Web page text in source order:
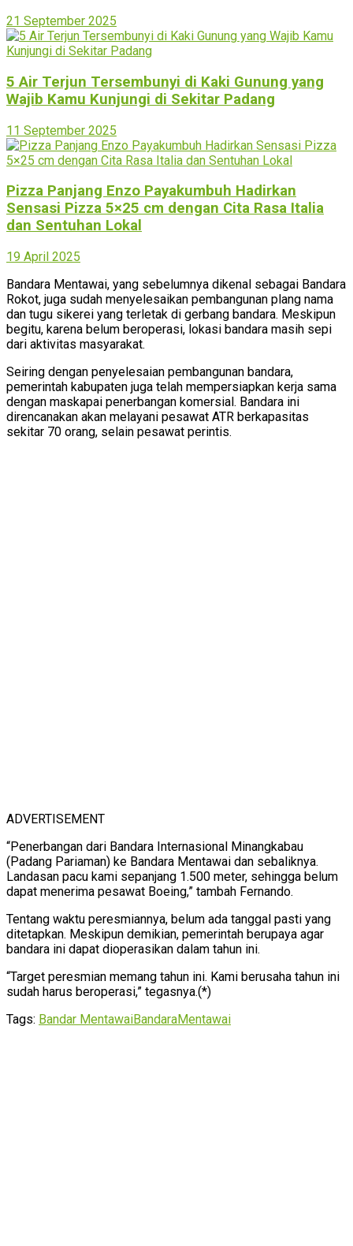
21 September 2025
5 Air Terjun Tersembunyi di Kaki Gunung yang
Wajib Kamu Kunjungi di Sekitar Padang
11 September 2025
Pizza Panjang Enzo Payakumbuh Hadirkan
Sensasi Pizza 5×25 cm dengan Cita Rasa Italia
dan Sentuhan Lokal
19 April 2025
Bandara Mentawai, yang sebelumnya dikenal sebagai Bandara
Rokot, juga sudah menyelesaikan pembangunan plang nama
dan tugu sikerei yang terletak di gerbang bandara. Meskipun
begitu, karena belum beroperasi, lokasi bandara masih sepi
dari aktivitas masyarakat.
Seiring dengan penyelesaian pembangunan bandara,
pemerintah kabupaten juga telah mempersiapkan kerja sama
dengan maskapai penerbangan komersial. Bandara ini
direncanakan akan melayani pesawat ATR berkapasitas
sekitar 70 orang, selain pesawat perintis.
ADVERTISEMENT
“Penerbangan dari Bandara Internasional Minangkabau
(Padang Pariaman) ke Bandara Mentawai dan sebaliknya.
Landasan pacu kami sepanjang 1.500 meter, sehingga belum
dapat menerima pesawat Boeing,” tambah Fernando.
Tentang waktu peresmiannya, belum ada tanggal pasti yang
ditetapkan. Meskipun demikian, pemerintah berupaya agar
bandara ini dapat dioperasikan dalam tahun ini.
“Target peresmian memang tahun ini. Kami berusaha tahun ini
sudah harus beroperasi,” tegasnya.(*)
Tags: Bandar MentawaiBandaraMentawai